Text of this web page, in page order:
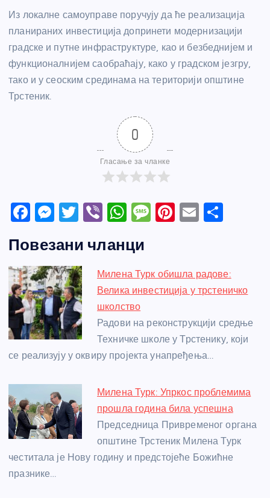
Из локалне самоуправе поручују да ће реализација
планираних инвестиција допринети модернизацији
градске и путне инфраструктуре, као и безбеднијем и
функционалнијем саобраћају, како у градском језгру,
тако и у сеоским срединама на територији општине
Трстеник.
0
Гласање за чланке
F
c
e
b
o
o
k
M
ss
e
n
g
er
T
itt
er
Vi
er
W
at
s
A
p
p
M
a
g
Pi
e
st
E
e
Повезани чланци
Милена Турк обишла радове:
Велика инвестиција у трстеничко
школство
Радови на реконструкцији средње
Техничке школе у Трстенику, који
се реализују у оквиру пројекта унапређења…
Милена Турк: Упркос проблемима
прошла година била успешна
Председница Привременог органа
општине Трстеник Милена Турк
честитала је Нову годину и предстојеће Божићне
празнике…